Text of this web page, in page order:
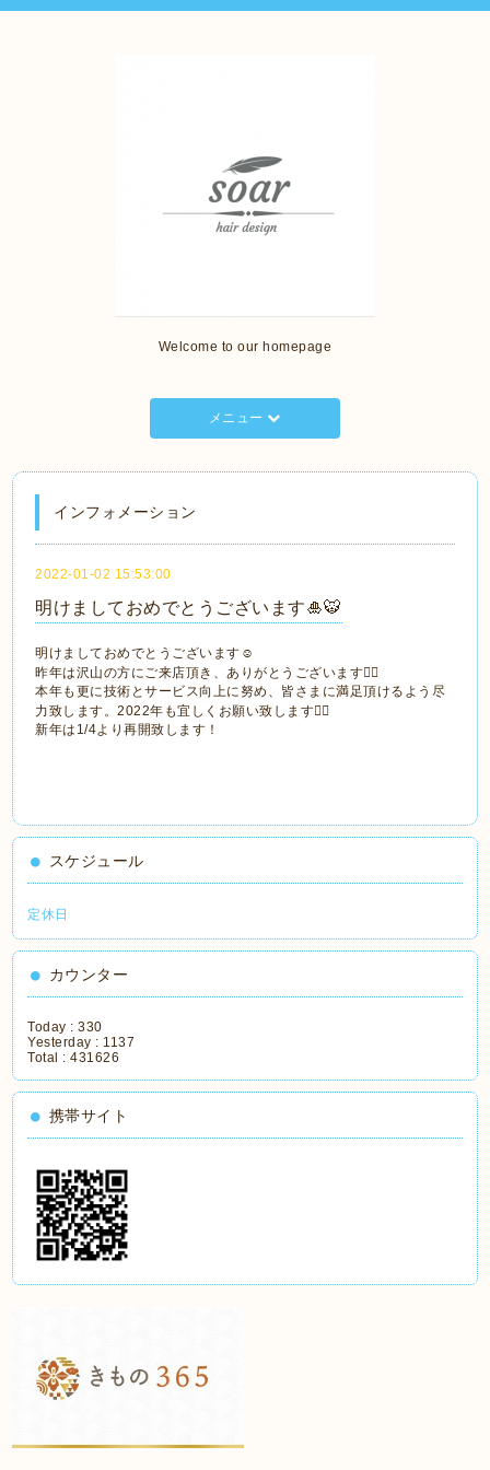
Welcome to our homepage
メニュー
インフォメーション
2022-01-02 15:53:00
明けましておめでとうございます🎍🐯
明けましておめでとうございます☺️
昨年は沢山の方にご来店頂き、ありがとうございます🙇‍♀️
本年も更に技術とサービス向上に努め、皆さまに満足頂けるよう尽
力致します。2022年も宜しくお願い致します🙇‍♀️
新年は1/4より再開致します！
スケジュール
定休日
カウンター
Today :330
Yesterday : 1137
Total :431626
携帯サイト